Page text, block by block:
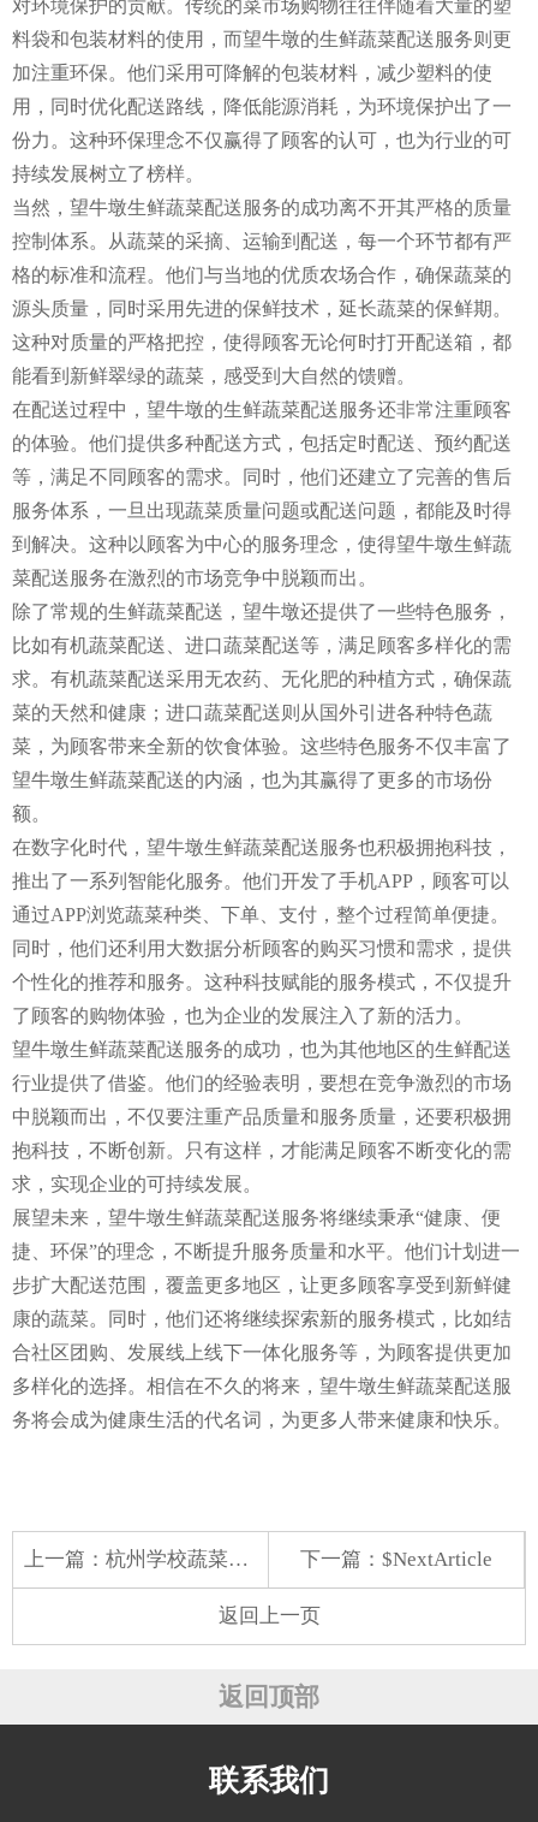
对环境保护的贡献。传统的菜市场购物往往伴随着大量的塑
料袋和包装材料的使用，而望牛墩的生鲜蔬菜配送服务则更
加注重环保。他们采用可降解的包装材料，减少塑料的使
用，同时优化配送路线，降低能源消耗，为环境保护出了一
份力。这种环保理念不仅赢得了顾客的认可，也为行业的可
持续发展树立了榜样。
当然，望牛墩生鲜蔬菜配送服务的成功离不开其严格的质量
控制体系。从蔬菜的采摘、运输到配送，每一个环节都有严
格的标准和流程。他们与当地的优质农场合作，确保蔬菜的
源头质量，同时采用先进的保鲜技术，延长蔬菜的保鲜期。
这种对质量的严格把控，使得顾客无论何时打开配送箱，都
能看到新鲜翠绿的蔬菜，感受到大自然的馈赠。
在配送过程中，望牛墩的生鲜蔬菜配送服务还非常注重顾客
的体验。他们提供多种配送方式，包括定时配送、预约配送
等，满足不同顾客的需求。同时，他们还建立了完善的售后
服务体系，一旦出现蔬菜质量问题或配送问题，都能及时得
到解决。这种以顾客为中心的服务理念，使得望牛墩生鲜蔬
菜配送服务在激烈的市场竞争中脱颖而出。
除了常规的生鲜蔬菜配送，望牛墩还提供了一些特色服务，
比如有机蔬菜配送、进口蔬菜配送等，满足顾客多样化的需
求。有机蔬菜配送采用无农药、无化肥的种植方式，确保蔬
菜的天然和健康；进口蔬菜配送则从国外引进各种特色蔬
菜，为顾客带来全新的饮食体验。这些特色服务不仅丰富了
望牛墩生鲜蔬菜配送的内涵，也为其赢得了更多的市场份
额。
在数字化时代，望牛墩生鲜蔬菜配送服务也积极拥抱科技，
推出了一系列智能化服务。他们开发了手机APP，顾客可以
通过APP浏览蔬菜种类、下单、支付，整个过程简单便捷。
同时，他们还利用大数据分析顾客的购买习惯和需求，提供
个性化的推荐和服务。这种科技赋能的服务模式，不仅提升
了顾客的购物体验，也为企业的发展注入了新的活力。
望牛墩生鲜蔬菜配送服务的成功，也为其他地区的生鲜配送
行业提供了借鉴。他们的经验表明，要想在竞争激烈的市场
中脱颖而出，不仅要注重产品质量和服务质量，还要积极拥
抱科技，不断创新。只有这样，才能满足顾客不断变化的需
求，实现企业的可持续发展。
展望未来，望牛墩生鲜蔬菜配送服务将继续秉承“健康、便
捷、环保”的理念，不断提升服务质量和水平。他们计划进一
步扩大配送范围，覆盖更多地区，让更多顾客享受到新鲜健
康的蔬菜。同时，他们还将继续探索新的服务模式，比如结
合社区团购、发展线上线下一体化服务等，为顾客提供更加
多样化的选择。相信在不久的将来，望牛墩生鲜蔬菜配送服
务将会成为健康生活的代名词，为更多人带来健康和快乐。
上一篇： 杭州学校蔬菜配送价格表 下一篇：$NextArticle
返回上一页
返回顶部
联系我们